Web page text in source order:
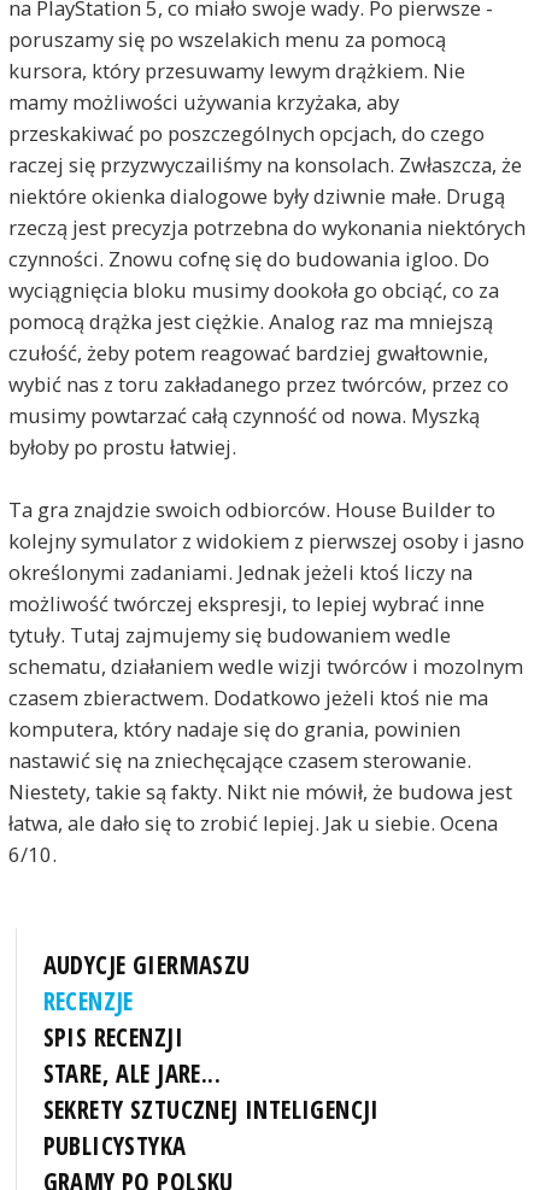
na PlayStation 5, co miało swoje wady. Po pierwsze -
poruszamy się po wszelakich menu za pomocą
kursora, który przesuwamy lewym drążkiem. Nie
mamy możliwości używania krzyżaka, aby
przeskakiwać po poszczególnych opcjach, do czego
raczej się przyzwyczailiśmy na konsolach. Zwłaszcza, że
niektóre okienka dialogowe były dziwnie małe. Drugą
rzeczą jest precyzja potrzebna do wykonania niektórych
czynności. Znowu cofnę się do budowania igloo. Do
wyciągnięcia bloku musimy dookoła go obciąć, co za
pomocą drążka jest ciężkie. Analog raz ma mniejszą
czułość, żeby potem reagować bardziej gwałtownie,
wybić nas z toru zakładanego przez twórców, przez co
musimy powtarzać całą czynność od nowa. Myszką
byłoby po prostu łatwiej.
Ta gra znajdzie swoich odbiorców. House Builder to
kolejny symulator z widokiem z pierwszej osoby i jasno
określonymi zadaniami. Jednak jeżeli ktoś liczy na
możliwość twórczej ekspresji, to lepiej wybrać inne
tytuły. Tutaj zajmujemy się budowaniem wedle
schematu, działaniem wedle wizji twórców i mozolnym
czasem zbieractwem. Dodatkowo jeżeli ktoś nie ma
komputera, który nadaje się do grania, powinien
nastawić się na zniechęcające czasem sterowanie.
Niestety, takie są fakty. Nikt nie mówił, że budowa jest
łatwa, ale dało się to zrobić lepiej. Jak u siebie. Ocena
6/10.
AUDYCJE GIERMASZU
RECENZJE
SPIS RECENZJI
STARE, ALE JARE...
SEKRETY SZTUCZNEJ INTELIGENCJI
PUBLICYSTYKA
GRAMY PO POLSKU